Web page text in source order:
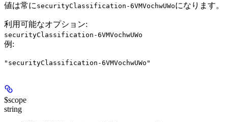
値は常に securityClassification-6VMVochwUWoになります。
利用可能なオプション:
securityClassification-6VMVochwUWo
例 :
"securityClassification-6VMVochwUWo"
$scope
string